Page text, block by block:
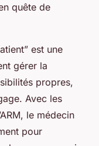
quête de
est une
gérer la
propres,
Avec les
le médecin
pour